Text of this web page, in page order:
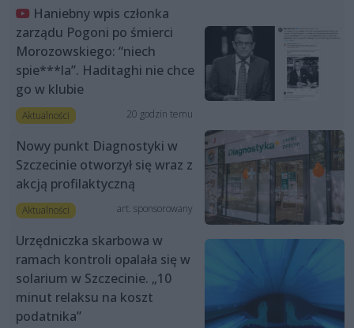
Haniebny wpis członka
zarządu Pogoni po śmierci
Morozowskiego: “niech
spie***la”. Haditaghi nie chce
go w klubie
Aktualności 20 godzin temu
Nowy punkt Diagnostyki w
Szczecinie otworzył się wraz z
akcją profilaktyczną
Aktualności art. sponsorowany
Urzędniczka skarbowa w
ramach kontroli opalała się w
solarium w Szczecinie. „10
minut relaksu na koszt
podatnika”